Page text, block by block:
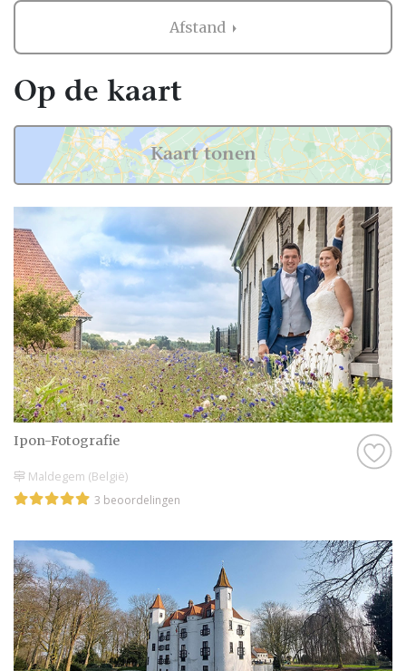
Afstand
Ipon-Fotografie
Maldegem (België)
3 beoordelingen
Op de kaart
Kaart tonen